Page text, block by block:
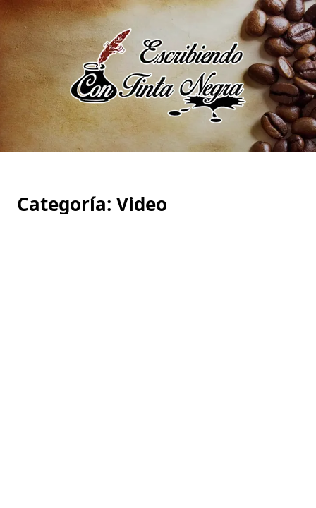
Saltar
al
contenido
Categoría: Video